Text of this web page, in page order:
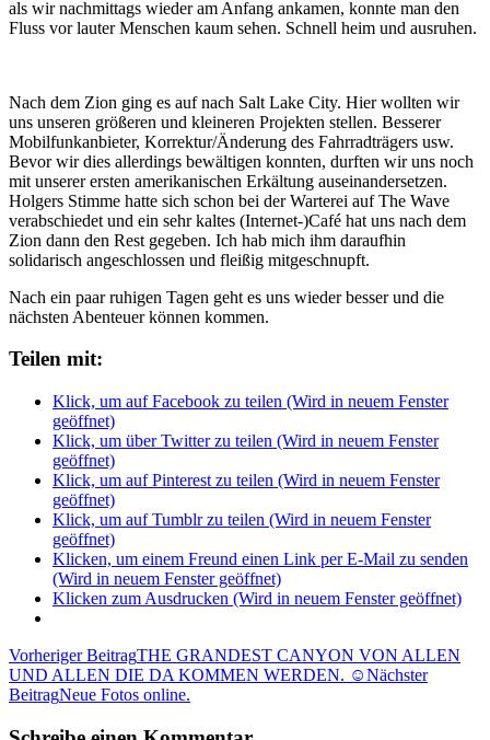
als wir nachmittags wieder am Anfang ankamen, konnte man den
Fluss vor lauter Menschen kaum sehen. Schnell heim und ausruhen.
Nach dem Zion ging es auf nach Salt Lake City. Hier wollten wir
uns unseren größeren und kleineren Projekten stellen. Besserer
Mobilfunkanbieter, Korrektur/Änderung des Fahrradträgers usw.
Bevor wir dies allerdings bewältigen konnten, durften wir uns noch
mit unserer ersten amerikanischen Erkältung auseinandersetzen.
Holgers Stimme hatte sich schon bei der Warterei auf The Wave
verabschiedet und ein sehr kaltes (Internet-)Café hat uns nach dem
Zion dann den Rest gegeben. Ich hab mich ihm daraufhin
solidarisch angeschlossen und fleißig mitgeschnupft.
Nach ein paar ruhigen Tagen geht es uns wieder besser und die
nächsten Abenteuer können kommen.
Teilen mit:
Klick, um auf Facebook zu teilen (Wird in neuem Fenster
geöffnet)
Klick, um über Twitter zu teilen (Wird in neuem Fenster
geöffnet)
Klick, um auf Pinterest zu teilen (Wird in neuem Fenster
geöffnet)
Klick, um auf Tumblr zu teilen (Wird in neuem Fenster
geöffnet)
Klicken, um einem Freund einen Link per E-Mail zu senden
(Wird in neuem Fenster geöffnet)
Klicken zum Ausdrucken (Wird in neuem Fenster geöffnet)
Beitragsnavigation
Vorheriger BeitragTHE GRANDEST CANYON VON ALLEN
UND ALLEN DIE DA KOMMEN WERDEN. ☺Nächster
BeitragNeue Fotos online.